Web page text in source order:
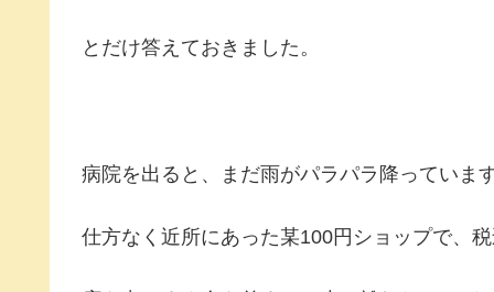
とだけ答えておきました。
病院を出ると、まだ雨がパラパラ降っていま
仕方なく近所にあった某100円ショップで、